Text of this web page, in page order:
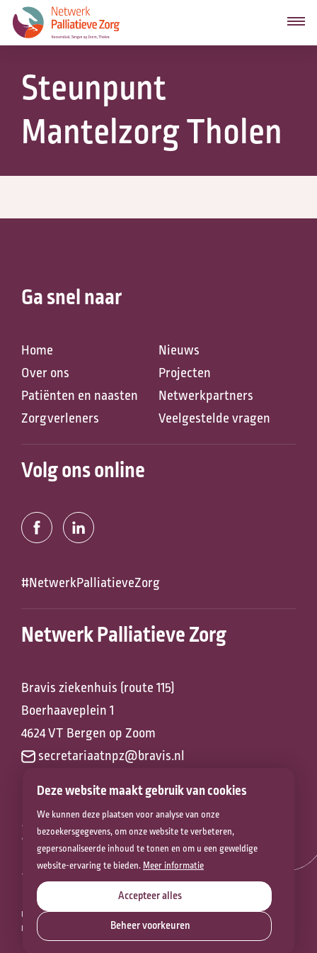
Deze website maakt gebruik van cookies
We kunnen deze plaatsen voor analyse van onze
bezoekersgegevens, om onze website te verbeteren,
gepersonaliseerde inhoud te tonen en om u een geweldige
website-ervaring te bieden. Meer informatie
Beheer voorkeuren
Accepteer alles
Anderen zochten ook
Steunpunt
Mantelzorg Tholen
Ga snel naar
Home
Over ons
Patiënten en naasten
Zorgverleners
Nieuws
Projecten
Netwerkpartners
Veelgestelde vragen
Volg ons online
#NetwerkPalliatieveZorg
Netwerk Palliatieve Zorg
Bravis ziekenhuis (route 115)
Boerhaaveplein 1
4624 VT Bergen op Zoom
secretariaatnpz@bravis.nl
Zorg voor het
leven
PRIVACYVERKLARING COOKIEVERKLARING
DISCLAIMER
BEVEILIGINGSKWETSBAARHEID MELDEN
COOKIES